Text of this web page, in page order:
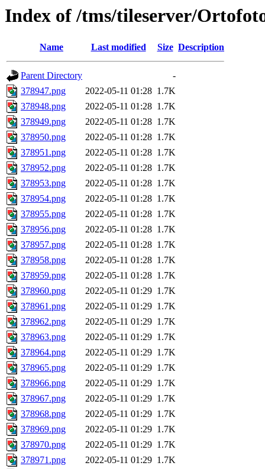
Index of /tms/tileserver/
Name Last modified Size Description
Parent Directory
-
378947.png
2022-05-11 01:28 1.7K
378948.png
2022-05-11 01:28 1.7K
378949.png
2022-05-11 01:28 1.7K
378950.png
2022-05-11 01:28 1.7K
378951.png
2022-05-11 01:28 1.7K
378952.png
2022-05-11 01:28 1.7K
378953.png
2022-05-11 01:28 1.7K
378954.png
2022-05-11 01:28 1.7K
378955.png
2022-05-11 01:28 1.7K
378956.png
2022-05-11 01:28 1.7K
378957.png
2022-05-11 01:28 1.7K
378958.png
2022-05-11 01:28 1.7K
378959.png
2022-05-11 01:28 1.7K
378960.png
2022-05-11 01:29 1.7K
378961.png
2022-05-11 01:29 1.7K
378962.png
2022-05-11 01:29 1.7K
378963.png
2022-05-11 01:29 1.7K
378964.png
2022-05-11 01:29 1.7K
378965.png
2022-05-11 01:29 1.7K
378966.png
2022-05-11 01:29 1.7K
378967.png
2022-05-11 01:29 1.7K
378968.png
2022-05-11 01:29 1.7K
378969.png
2022-05-11 01:29 1.7K
378970.png
2022-05-11 01:29 1.7K
378971.png
2022-05-11 01:29 1.7K